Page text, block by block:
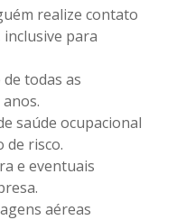
realize contato
para
todas as
saúde ocupacional
de risco.
e eventuais
aéreas